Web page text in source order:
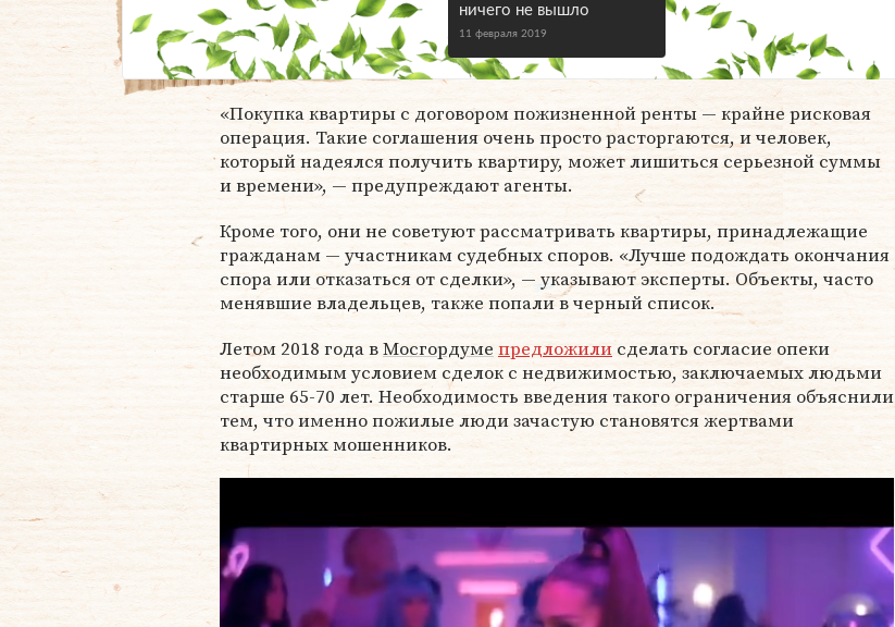
ничего не вышло
11 февраля 2019
«Покупка квартиры с договором пожизненной ренты — крайне рисковая
операция. Такие соглашения очень просто расторгаются, и человек,
который надеялся получить квартиру, может лишиться серьезной суммы
и времени», — предупреждают агенты.
Кроме того, они не советуют рассматривать квартиры, принадлежащие
гражданам — участникам судебных споров. «Лучше подождать окончания
спора или отказаться от сделки», — указывают эксперты. Объекты, часто
менявшие владельцев, также попали в черный список.
Летом 2018 года вМосгордуме предложилисделать согласие опеки
необходимым условием сделок с недвижимостью, заключаемых людьми
старше 65-70 лет. Необходимость введения такого ограничения объяснили
тем, что именно пожилые люди зачастую становятся жертвами
квартирных мошенников.